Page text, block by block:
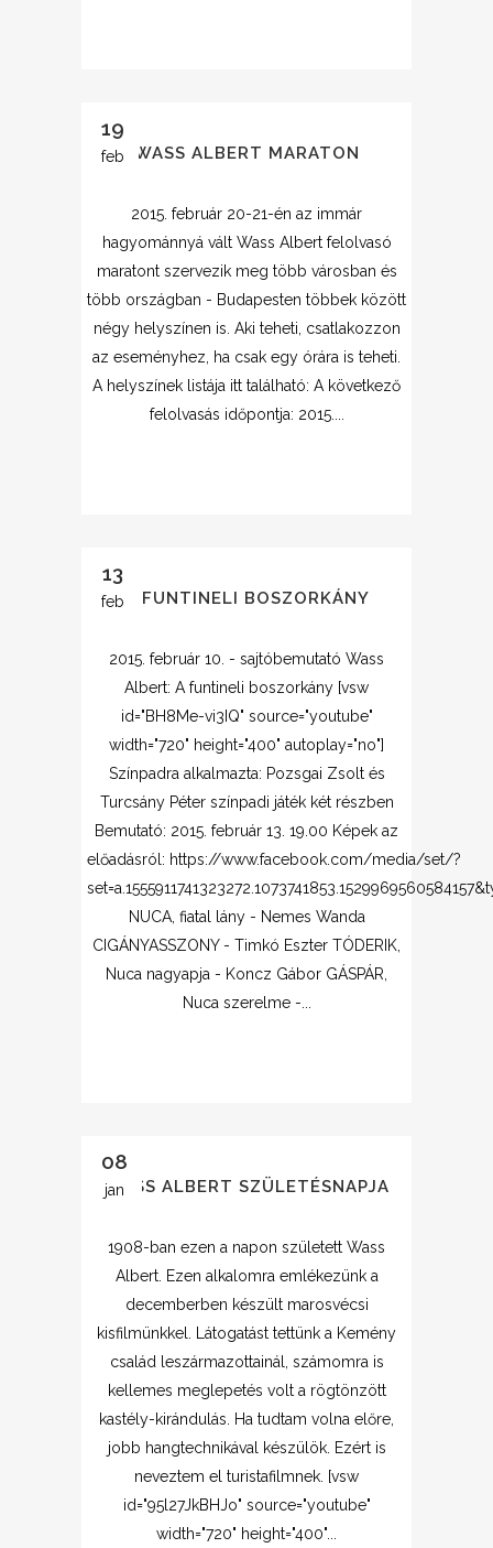
19
feb WASS ALBERT MARATON
2015. február 20-21-én az immár
hagyománnyá vált Wass Albert felolvasó
maratont szervezik meg több városban és
több országban - Budapesten többek között
négy helyszínen is. Aki teheti, csatlakozzon
az eseményhez, ha csak egy órára is teheti.
A helyszínek listája itt található: A következő
felolvasás időpontja: 2015....
13
feb A FUNTINELI BOSZORKÁNY
2015. február 10. - sajtóbemutató Wass
Albert: A funtineli boszorkány [vsw
id="BH8Me-vi3IQ" source="youtube"
width="720" height="400" autoplay="no"]
Színpadra alkalmazta: Pozsgai Zsolt és
Turcsány Péter színpadi játék két részben
Bemutató: 2015. február 13. 19.00 Képek az
előadásról: https://www.facebook.com/media/set/?
NUCA, fiatal lány - Nemes Wanda
CIGÁNYASSZONY - Timkó Eszter TÓDERIK,
Nuca nagyapja - Koncz Gábor GÁSPÁR,
Nuca szerelme -...
08
jan
WASS ALBERT SZÜLETÉSNAPJA
1908-ban ezen a napon született Wass
Albert. Ezen alkalomra emlékezünk a
decemberben készült marosvécsi
kisfilmünkkel. Látogatást tettünk a Kemény
család leszármazottainál, számomra is
kellemes meglepetés volt a rögtönzött
kastély-kirándulás. Ha tudtam volna előre,
jobb hangtechnikával készülök. Ezért is
neveztem el turistafilmnek. [vsw
id="95l27JkBHJo" source="youtube"
width="720" height="400"...